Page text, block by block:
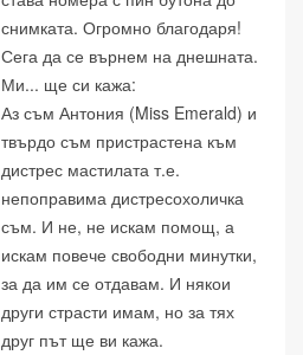
снимката. Огромно благодаря!
Сега да се върнем на днешната.
Ми... ще си кажа:
Аз съм Антония (Miss Emerald) и
твърдо съм пристрастена към
дистрес мастилата т.е.
непоправима дистресохоличка
съм. И не, не искам помощ, а
искам повече свободни минутки,
за да им се отдавам. И някои
други страсти имам, но за тях
друг път ще ви кажа.